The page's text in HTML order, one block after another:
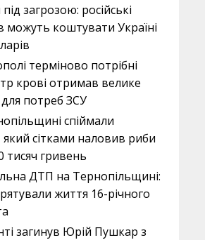
загрозою: російські
можуть коштувати Україні
терміново потрібні
крові отримав велике
потреб ЗСУ
спіймали
сітками наловив риби
тисяч гривень
ДТП на Тернопільщині:
життя 16-річного
загинув Юрій Пушкар з